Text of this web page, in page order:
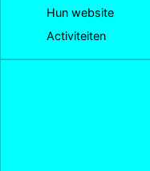
Hun website
Activiteiten